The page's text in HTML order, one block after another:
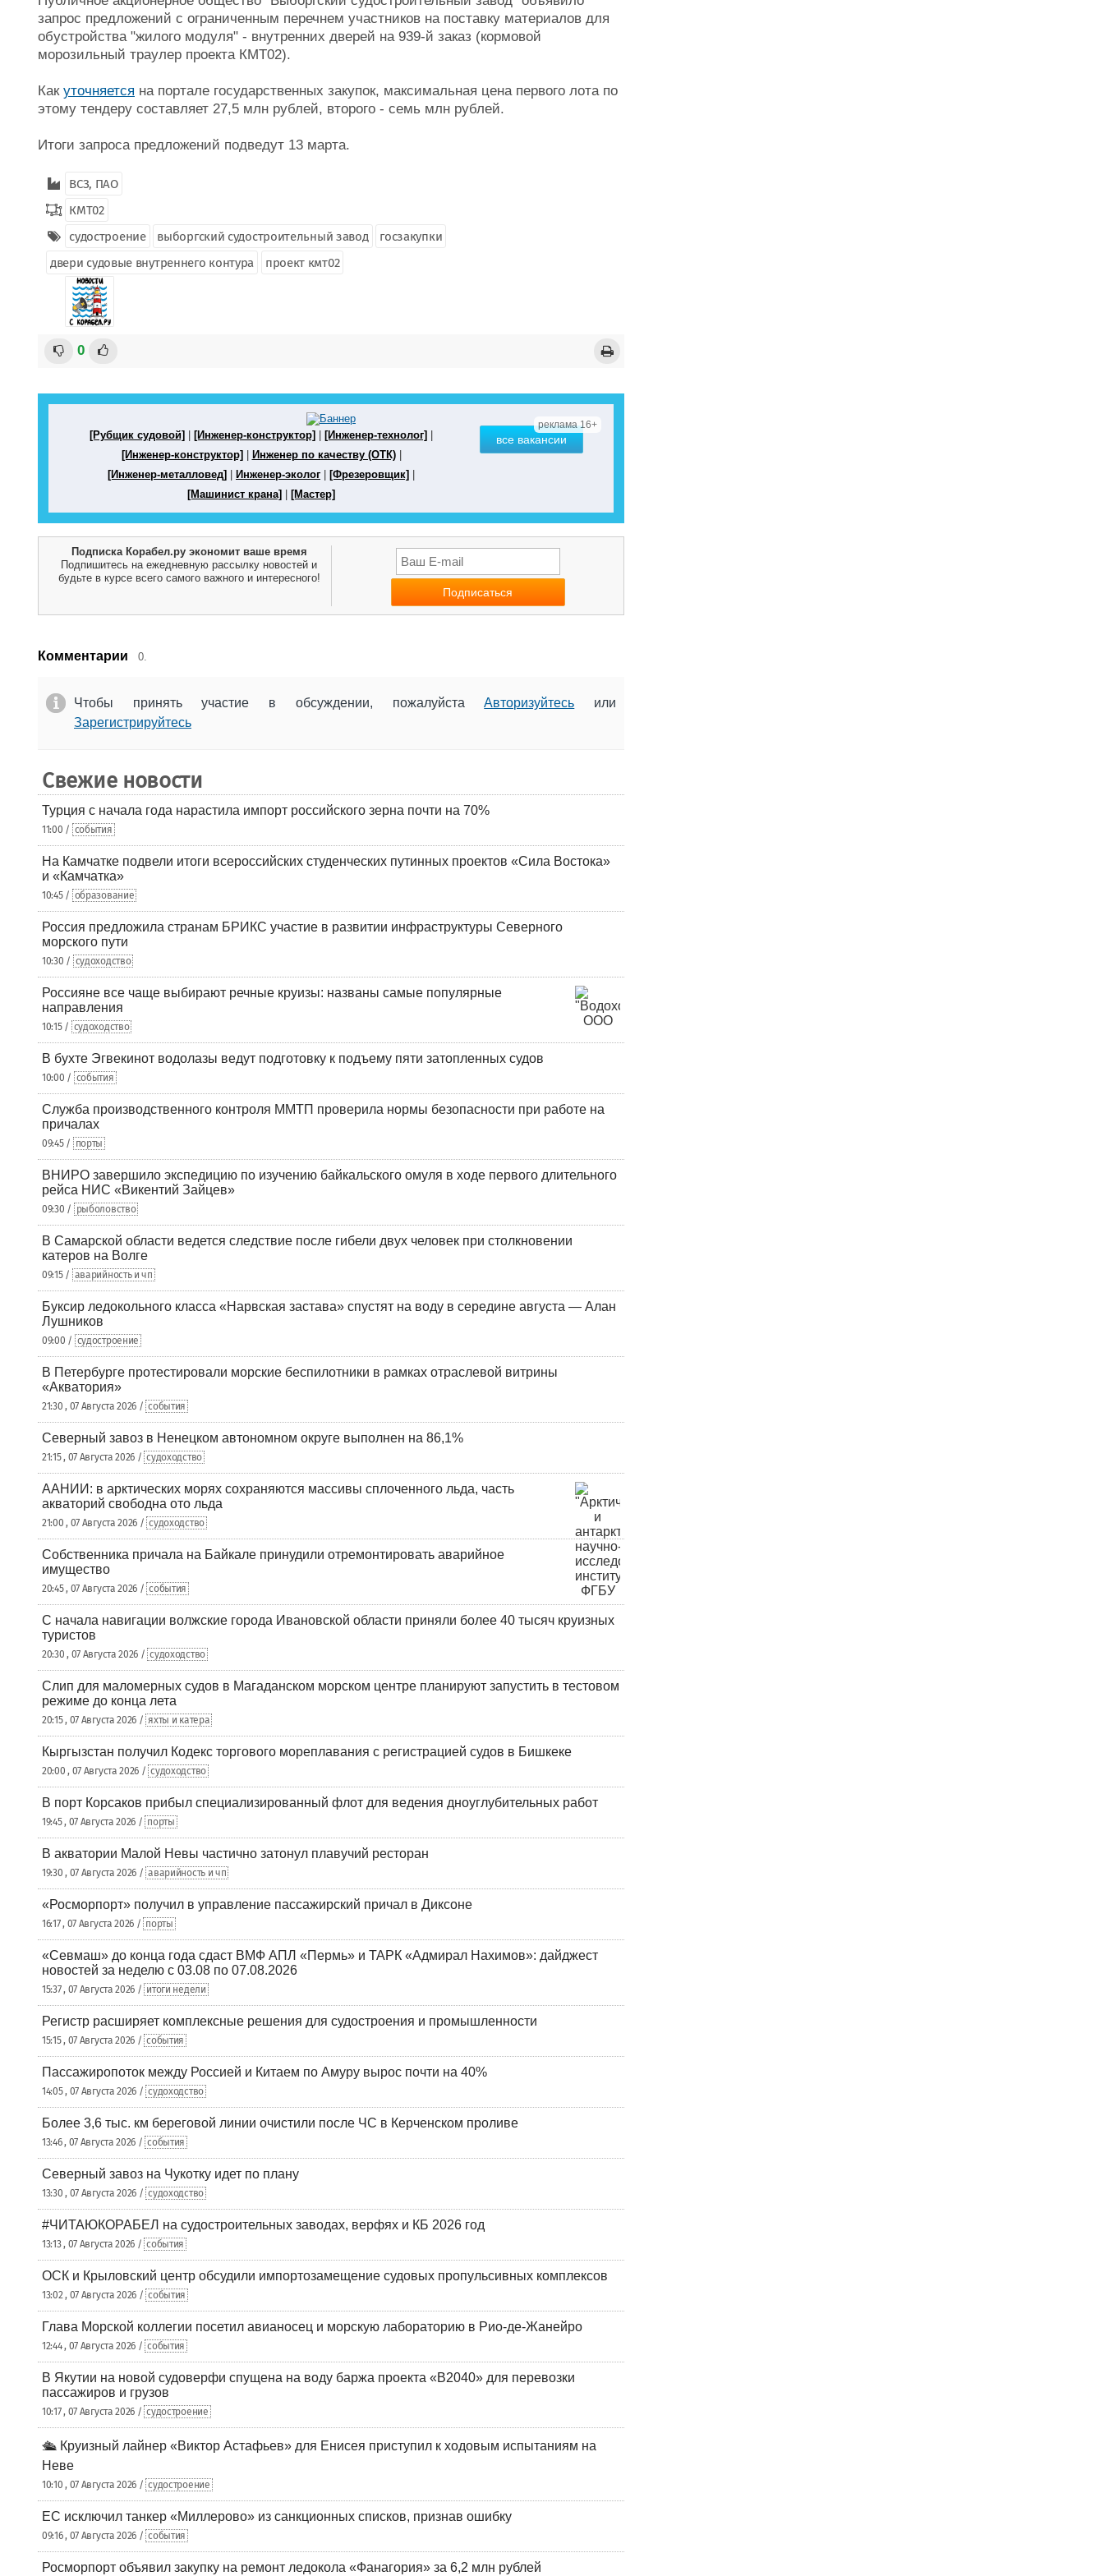
запрос предложений с ограниченным перечнем участников на поставку материалов для
обустройства "жилого модуля" - внутренних дверей на 939-й заказ (кормовой
морозильный траулер проекта КМТ02).
Как уточняется на портале государственных закупок, максимальная цена первого лота по
этому тендеру составляет 27,5 млн рублей, второго - семь млн рублей.
Итоги запроса предложений подведут 13 марта.
ВСЗ, ПАО
КМТ02
судостроение
выборгский судостроительный завод
госзакупки
двери судовые внутреннего контура
проект кмт02
0
реклама 16+
[Рубщик судовой] [Инженер-конструктор] [Инженер-технолог]
[Инженер-конструктор]
Инженер по качеству (ОТК)|
[Инженер-металловед]
Инженер-эколог [Фрезеровщик]
[Машинист крана]
[Мастер]
все вакансии
Подписка Корабел.ру экономит ваше время
Подпишитесь на ежедневную рассылку новостей и
будьте в курсе всего самого важного и интересного!
Комментарии 0.
Чтобы принять участие в обсуждении, пожалуйстаАвторизуйтесь или
Зарегистрируйтесь
Свежие новости
Турция с начала года нарастила импорт российского зерна почти на 70%
11:00 / события
На Камчатке подвели итоги всероссийских студенческих путинных проектов «Сила Востока»
и «Камчатка»
10:45 / образование
Россия предложила странам БРИКС участие в развитии инфраструктуры Северного
морского пути
10:30 / судоходство
Россияне все чаще выбирают речные круизы: названы самые популярные
направления
10:15 / судоходство
В бухте Эгвекинот водолазы ведут подготовку к подъему пяти затопленных судов
10:00 / события
Служба производственного контроля ММТП проверила нормы безопасности при работе на
причалах
09:45 / порты
ВНИРО завершило экспедицию по изучению байкальского омуля в ходе первого длительного
рейса НИС «Викентий Зайцев»
09:30 / рыболовство
В Самарской области ведется следствие после гибели двух человек при столкновении
катеров на Волге
09:15 / аварийность и чп
Буксир ледокольного класса «Нарвская застава» спустят на воду в середине августа — Алан
Лушников
09:00 / судостроение
В Петербурге протестировали морские беспилотники в рамках отраслевой витрины
«Акватория»
21:30 , 07 Августа 2026 / события
Северный завоз в Ненецком автономном округе выполнен на 86,1%
21:15 , 07 Августа 2026 / судоходство
ААНИИ: в арктических морях сохраняются массивы сплоченного льда, часть
акваторий свободна ото льда
21:00 , 07 Августа 2026 / судоходство
Собственника причала на Байкале принудили отремонтировать аварийное
имущество
20:45 , 07 Августа 2026 / события
С начала навигации волжские города Ивановской области приняли более 40 тысяч круизных
туристов
20:30 , 07 Августа 2026 / судоходство
Слип для маломерных судов в Магаданском морском центре планируют запустить в тестовом
режиме до конца лета
20:15 , 07 Августа 2026 / яхты и катера
Кыргызстан получил Кодекс торгового мореплавания с регистрацией судов в Бишкеке
20:00 , 07 Августа 2026 / судоходство
В порт Корсаков прибыл специализированный флот для ведения дноуглубительных работ
19:45 , 07 Августа 2026 / порты
В акватории Малой Невы частично затонул плавучий ресторан
19:30 , 07 Августа 2026 / аварийность и чп
«Росморпорт» получил в управление пассажирский причал в Диксоне
16:17 , 07 Августа 2026 / порты
«Севмаш» до конца года сдаст ВМФ АПЛ «Пермь» и ТАРК «Адмирал Нахимов»: дайджест
новостей за неделю с 03.08 по 07.08.2026
15:37 , 07 Августа 2026 / итоги недели
Регистр расширяет комплексные решения для судостроения и промышленности
15:15 , 07 Августа 2026 / события
Пассажиропоток между Россией и Китаем по Амуру вырос почти на 40%
14:05 , 07 Августа 2026 / судоходство
Более 3,6 тыс. км береговой линии очистили после ЧС в Керченском проливе
13:46 , 07 Августа 2026 / события
Северный завоз на Чукотку идет по плану
13:30 , 07 Августа 2026 / судоходство
#ЧИТАЮКОРАБЕЛ на судостроительных заводах, верфях и КБ 2026 год
13:13 , 07 Августа 2026 / события
ОСК и Крыловский центр обсудили импортозамещение судовых пропульсивных комплексов
13:02 , 07 Августа 2026 / события
Глава Морской коллегии посетил авианосец и морскую лабораторию в Рио-де-Жанейро
12:44 , 07 Августа 2026 / события
В Якутии на новой судоверфи спущена на воду баржа проекта «В2040» для перевозки
пассажиров и грузов
10:17 , 07 Августа 2026 / судостроение
🛳️ Круизный лайнер «Виктор Астафьев» для Енисея приступил к ходовым испытаниям на
Неве
10:10 , 07 Августа 2026 / судостроение
ЕС исключил танкер «Миллерово» из санкционных списков, признав ошибку
09:16 , 07 Августа 2026 / события
Росморпорт объявил закупку на ремонт ледокола «Фанагория» за 6,2 млн рублей